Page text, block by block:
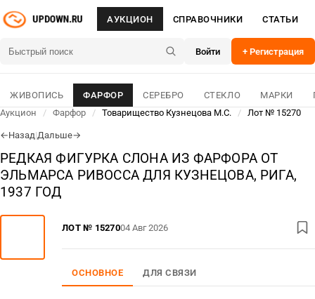
АУКЦИОН СПРАВОЧНИКИ СТАТЬИ
Войти + Регистрация
ЖИВОПИСЬ ФАРФОР СЕРЕБРО СТЕКЛО МАРКИ
Аукцион
/ Фарфор / Товарищество Кузнецова М.С. / Лот № 15270
←Назад|Дальше→
РЕДКАЯ ФИГУРКА СЛОНА ИЗ ФАРФОРА ОТ
ЭЛЬМАРСА РИВОССА ДЛЯ КУЗНЕЦОВА, РИГА,
1937 ГОД
ЛОТ № 1527004 Авг 2026
ОСНОВНОЕ ДЛЯ СВЯЗИ